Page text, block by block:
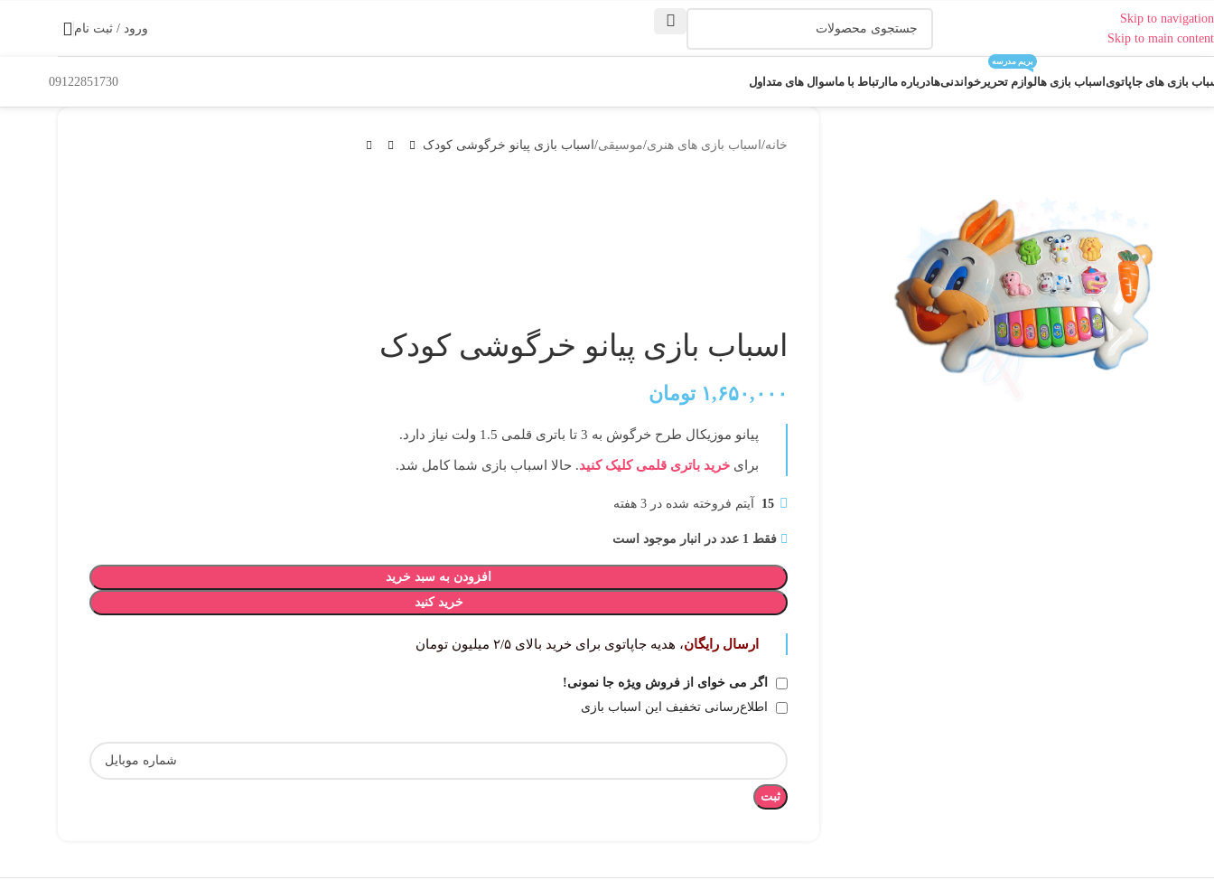
Skip to navigation
Skip to main content
ورود / ثبت نام
بازی های جاپاتویاسباب بازی هالوازم تحریر
بریم مدرسه
خواندنی‌هادرباره ماارتباط با ماسوال های متداول 09122851730
خانه اسباب بازی های هنری موسیقی اسباب بازی پیانو خرگوشی کودک
اسباب بازی پیانو خرگوشی کودک
۱,۶۵۰,۰۰۰ تومان
پیانو موزیکال طرح خرگوش به 3 تا باتری قلمی 1.5 ولت نیاز دارد.
برای خرید باتری قلمی کلیک کنید. حالا اسباب بازی شما کامل‌ شد.
15 آیتم فروخته شده در 3 هفته
فقط 1 عدد در انبار موجود است
افزودن به سبد خرید
خرید کنید
ارسال رایگان، هدیه جاپاتوی برای خرید بالای ۲/۵ میلیون تومان
اگر می خوای از فروش ویژه جا نمونی!
ثبت